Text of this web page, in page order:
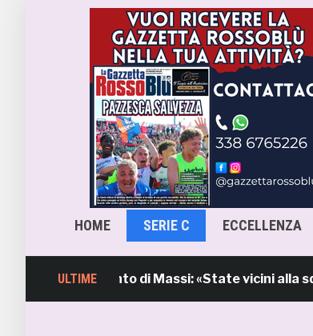
HOME SERIE C ECCELLENZA
ULTIME
l’intervento di Massi: «State vicini alla